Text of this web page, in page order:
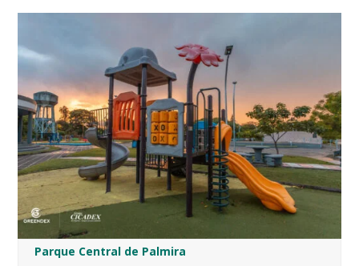
Parque Central de Palmira